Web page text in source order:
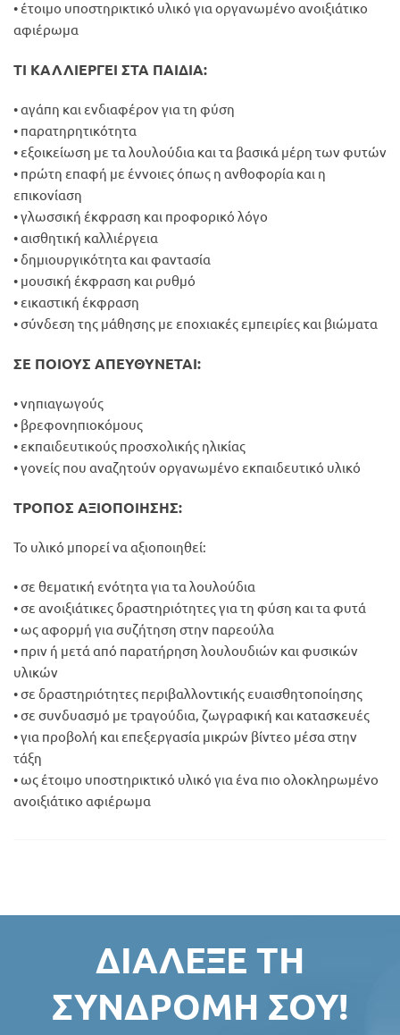
• έτοιμο υποστηρικτικό υλικό για οργανωμένο ανοιξιάτικο
αφιέρωμα
ΤΙ ΚΑΛΛΙΕΡΓΕΙ ΣΤΑ ΠΑΙΔΙΑ:
• αγάπη και ενδιαφέρον για τη φύση
• παρατηρητικότητα
• εξοικείωση με τα λουλούδια και τα βασικά μέρη των φυτών
• πρώτη επαφή με έννοιες όπως η ανθοφορία και η
επικονίαση
• γλωσσική έκφραση και προφορικό λόγο
• αισθητική καλλιέργεια
• δημιουργικότητα και φαντασία
• μουσική έκφραση και ρυθμό
• εικαστική έκφραση
• σύνδεση της μάθησης με εποχιακές εμπειρίες και βιώματα
ΣΕ ΠΟΙΟΥΣ ΑΠΕΥΘΥΝΕΤΑΙ:
• νηπιαγωγούς
• βρεφονηπιοκόμους
• εκπαιδευτικούς προσχολικής ηλικίας
• γονείς που αναζητούν οργανωμένο εκπαιδευτικό υλικό
ΤΡΟΠΟΣ ΑΞΙΟΠΟΙΗΣΗΣ:
Το υλικό μπορεί να αξιοποιηθεί:
• σε θεματική ενότητα για τα λουλούδια
• σε ανοιξιάτικες δραστηριότητες για τη φύση και τα φυτά
• ως αφορμή για συζήτηση στην παρεούλα
• πριν ή μετά από παρατήρηση λουλουδιών και φυσικών
υλικών
• σε δραστηριότητες περιβαλλοντικής ευαισθητοποίησης
• σε συνδυασμό με τραγούδια, ζωγραφική και κατασκευές
• για προβολή και επεξεργασία μικρών βίντεο μέσα στην
τάξη
• ως έτοιμο υποστηρικτικό υλικό για ένα πιο ολοκληρωμένο
ανοιξιάτικο αφιέρωμα
ΔΙΆΛΕΞΕ ΤΗ
ΣΥΝΔΡΟΜΉ ΣΟΥ!